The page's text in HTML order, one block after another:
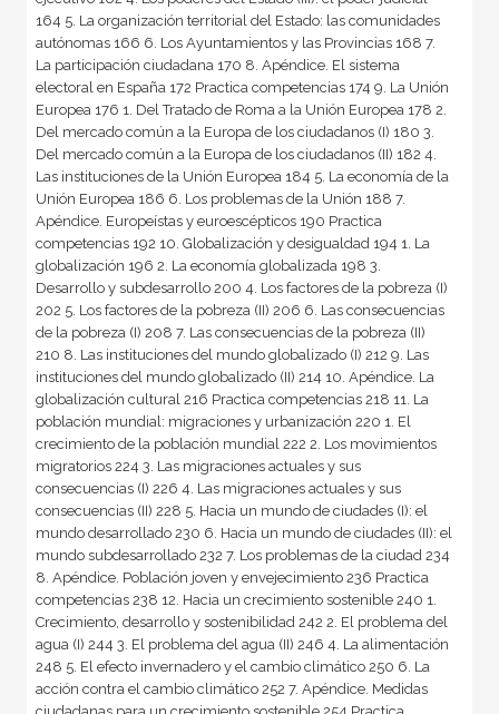
164 5. La organización territorial del Estado: las comunidades
autónomas 166 6. Los Ayuntamientos y las Provincias 168 7.
La participación ciudadana 170 8. Apéndice. El sistema
electoral en España 172 Practica competencias 174 9. La Unión
Europea 176 1. Del Tratado de Roma a la Unión Europea 178 2.
Del mercado común a la Europa de los ciudadanos (I) 180 3.
Del mercado común a la Europa de los ciudadanos (II) 182 4.
Las instituciones de la Unión Europea 184 5. La economía de la
Unión Europea 186 6. Los problemas de la Unión 188 7.
Apéndice. Europeístas y euroescépticos 190 Practica
competencias 192 10. Globalización y desigualdad 194 1. La
globalización 196 2. La economía globalizada 198 3.
Desarrollo y subdesarrollo 200 4. Los factores de la pobreza (I)
202 5. Los factores de la pobreza (II) 206 6. Las consecuencias
de la pobreza (I) 208 7. Las consecuencias de la pobreza (II)
210 8. Las instituciones del mundo globalizado (I) 212 9. Las
instituciones del mundo globalizado (II) 214 10. Apéndice. La
globalización cultural 216 Practica competencias 218 11. La
población mundial: migraciones y urbanización 220 1. El
crecimiento de la población mundial 222 2. Los movimientos
migratorios 224 3. Las migraciones actuales y sus
consecuencias (I) 226 4. Las migraciones actuales y sus
consecuencias (II) 228 5. Hacia un mundo de ciudades (I): el
mundo desarrollado 230 6. Hacia un mundo de ciudades (II): el
mundo subdesarrollado 232 7. Los problemas de la ciudad 234
8. Apéndice. Población joven y envejecimiento 236 Practica
competencias 238 12. Hacia un crecimiento sostenible 240 1.
Crecimiento, desarrollo y sostenibilidad 242 2. El problema del
agua (I) 244 3. El problema del agua (II) 246 4. La alimentación
248 5. El efecto invernadero y el cambio climático 250 6. La
acción contra el cambio climático 252 7. Apéndice. Medidas